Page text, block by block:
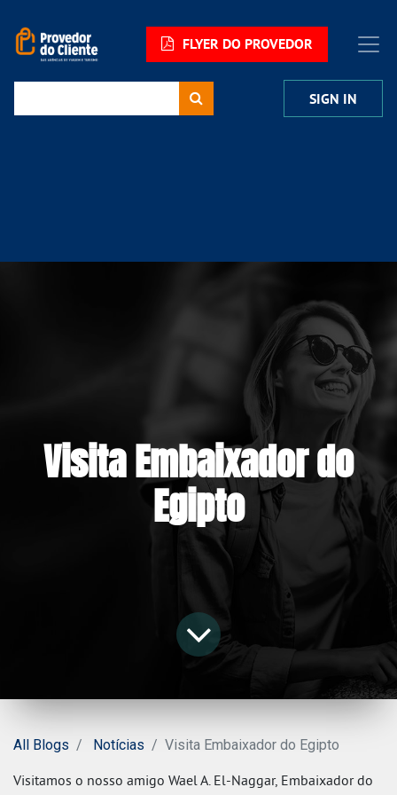
FLYER DO PROVEDOR
SIGN IN
Visita Embaixador do
Egipto
All Blogs Notícias Visita Embaixador do Egipto
Visitamos o nosso amigo Wael A. El-Naggar, Embaixador do